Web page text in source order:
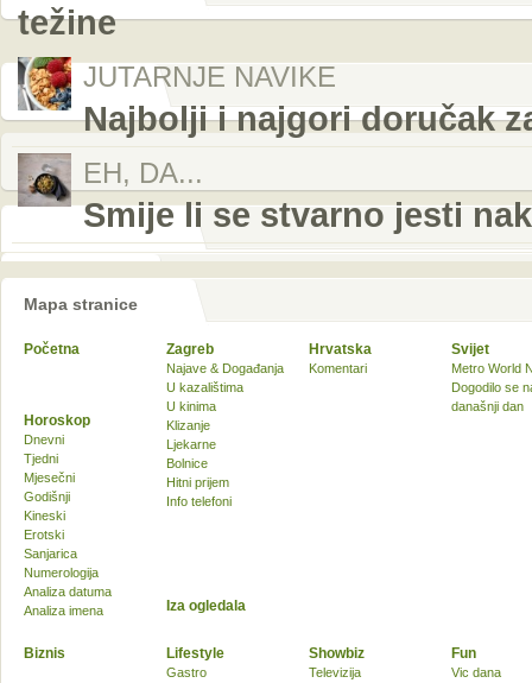
težine
JUTARNJE NAVIKE
Najbolji i najgori doručak
EH, DA...
Smije li se stvarno jesti
Mapa stranice
Početna Zagreb
Najave & Događanja
U kazalištima
U kinima
Klizanje
Ljekarne
Bolnice
Hitni prijem
Info telefoni
Hrvatska
Komentari
Svijet
Metro World
Dogodilo se
današnji dan
Biznis Lifestyle
Gastro
Showbiz
Televizija
Fun
Vic dana
Horoskop
Dnevni
Tjedni
Mjesečni
Godišnji
Kineski
Erotski
Sanjarica
Numerologija
Analiza datuma
Analiza imena
Iza ogledala